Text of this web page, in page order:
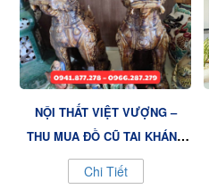
NỘI THẤT VIỆT VƯỢNG –
THU MUA ĐỒ CŨ TẠI KHÁNH
HÒA VỚI GIÁ CAO
Chi Tiết